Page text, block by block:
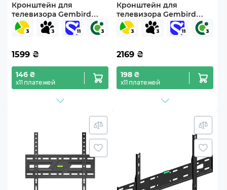
Кронштейн для
телевизора Gembird
WM-90ST-01 43"-90"
наклонно-поворотный
1599 ₴
146 ₴
х11 платежей
Кронштейн для
телевизора Gembird
WM-75ST-01 43"-75"
наклонно-поворотный
2169 ₴
198 ₴
х11 платежей